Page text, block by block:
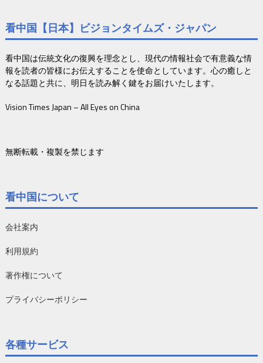
看中国【日本】ビジョンタイムズ・ジャパン
看中国は伝統文化の復興を理念とし、現代の情報社会で有意義な情
報を読者の皆様にお伝えすることを使命としています。心の癒しと
なる話題と共に、明日を読み解く鍵をお届けいたします。
Vision Times Japan – All Eyes on China
無断転載・複製を禁じます
看中国について
会社案内
利用規約
著作権について
プライバシーポリシー
各種サービス